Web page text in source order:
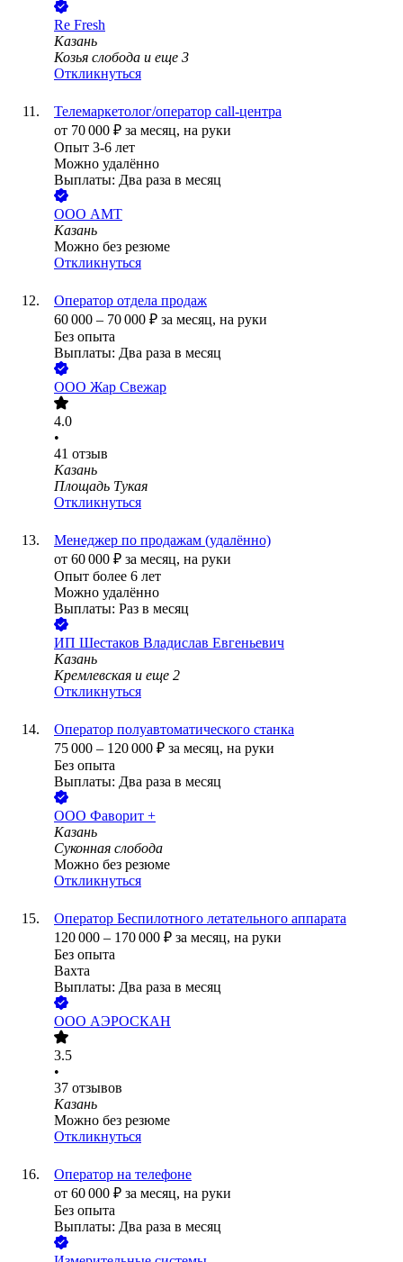
Re Fresh
Казань
Козья слобода и еще 3
Откликнуться
Телемаркетолог/оператор call-центра
от 70 000 ₽ за месяц, на руки
Опыт 3-6 лет
Можно удалённо
Выплаты: Два раза в месяц
ООО АМТ
Казань
Можно без резюме
Откликнуться
Оператор отдела продаж
60 000 – 70 000 ₽ за месяц, на руки
Без опыта
Выплаты: Два раза в месяц
ООО Жар Свежар
4.0
•
41 отзыв
Казань
Площадь Тукая
Откликнуться
Менеджер по продажам (удалённо)
от 60 000 ₽ за месяц, на руки
Опыт более 6 лет
Можно удалённо
Выплаты: Раз в месяц
ИП Шестаков Владислав Евгеньевич
Казань
Кремлевская и еще 2
Откликнуться
Оператор полуавтоматического станка
75 000 – 120 000 ₽ за месяц, на руки
Без опыта
Выплаты: Два раза в месяц
ООО Фаворит +
Казань
Суконная слобода
Можно без резюме
Откликнуться
Оператор Беспилотного летательного аппарата
120 000 – 170 000 ₽ за месяц, на руки
Без опыта
Вахта
Выплаты: Два раза в месяц
ООО АЭРОСКАН
3.5
•
37 отзывов
Казань
Можно без резюме
Откликнуться
Оператор на телефоне
от 60 000 ₽ за месяц, на руки
Без опыта
Выплаты: Два раза в месяц